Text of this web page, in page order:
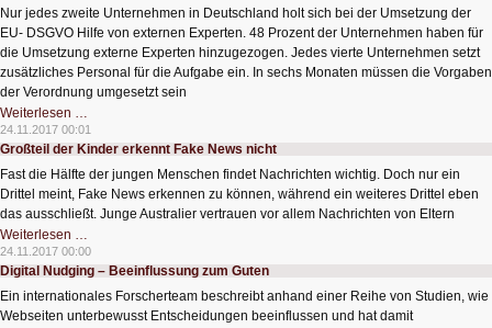
Nur jedes zweite Unternehmen in Deutschland holt sich bei der Umsetzung der
EU- DSGVO Hilfe von externen Experten. 48 Prozent der Unternehmen haben für
die Umsetzung externe Experten hinzugezogen. Jedes vierte Unternehmen setzt
zusätzliches Personal für die Aufgabe ein. In sechs Monaten müssen die Vorgaben
der Verordnung umgesetzt sein
Weiterlesen …
brauchen
Hilfe
zur
24.11.2017 00:01
Großteil der Kinder erkennt Fake News nicht
Fast die Hälfte der jungen Menschen findet Nachrichten wichtig. Doch nur ein
Drittel meint, Fake News erkennen zu können, während ein weiteres Drittel eben
das ausschließt. Junge Australier vertrauen vor allem Nachrichten von Eltern
Weiterlesen …
der
Kinder
erkennt
News
nicht
24.11.2017 00:00
Digital Nudging – Beeinflussung zum Guten
Ein internationales Forscherteam beschreibt anhand einer Reihe von Studien, wie
Webseiten unterbewusst Entscheidungen beeinflussen und hat damit